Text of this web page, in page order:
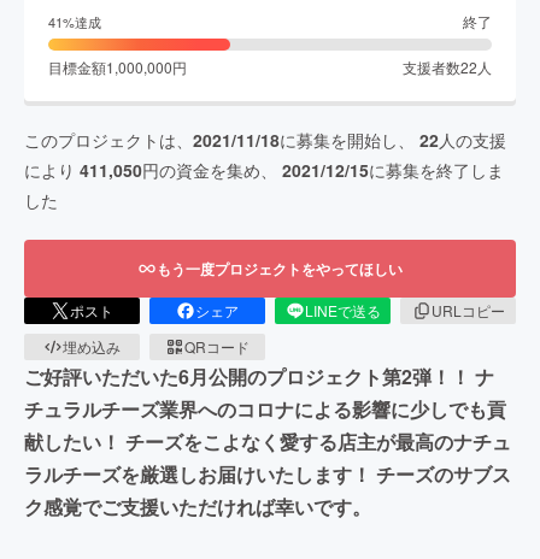
41%達成 終了
目標金額1,000,000円 支援者数22人
このプロジェクトは、 2021/11/18に募集を開始し、 22人の支援
により 411,050円の資金を集め、 2021/12/15に募集を終了しま
した
もう一度プロジェクトをやってほしい
ポスト シェア LINEで送る
URLコピー
埋め込み
QRコード
ご好評いただいた6月公開のプロジェクト第2弾！！ ナ
チュラルチーズ業界へのコロナによる影響に少しでも貢
献したい！ チーズをこよなく愛する店主が最高のナチュ
ラルチーズを厳選しお届けいたします！ チーズのサブス
ク感覚でご支援いただければ幸いです。